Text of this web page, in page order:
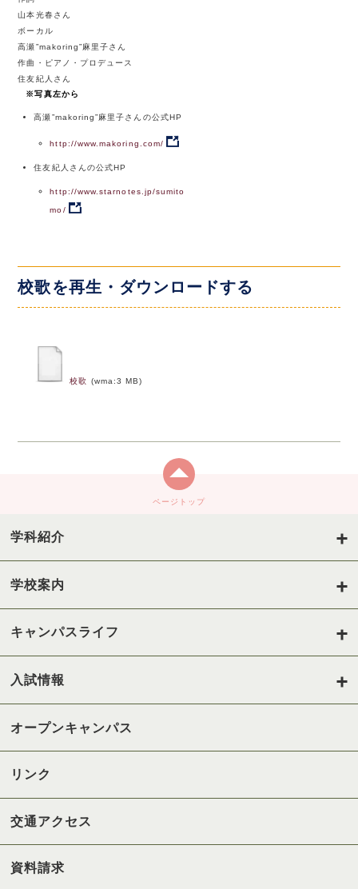
山本光春さん
ボーカル
高瀬”makoring”麻里子さん
作曲・ピアノ・プロデュース
住友紀人さん
※写真左から
高瀬”makoring”麻里子さんの公式HP
http://www.makoring.com/
住友紀人さんの公式HP
http://www.starnotes.jp/sumito
mo/
校歌を再生・ダウンロードする
校歌 (wma:3 MB)
ページトップ
学科紹介
学校案内
キャンパスライフ
入試情報
オープンキャンパス
リンク
交通アクセス
資料請求